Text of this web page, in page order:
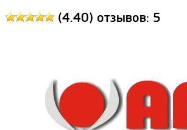
(4.40) отзывов: 5